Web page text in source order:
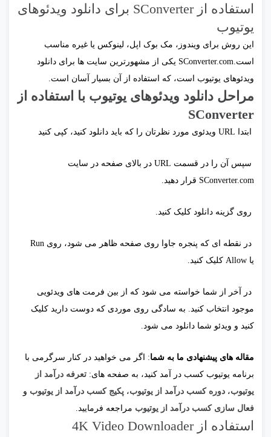
استفاده از SConverter برای دانلود ویدئوهای
یوتیوب
این روش برای ویندوز، مک بوک اپل، لینوکس یا غیره مناسب
است.
SConverter.com یکی از مشهورترین سایت‌ ها برای دانلود
ویدئوهای یوتیوب است، که استفاده از آن بسیار آسان است.
مراحل دانلود ویدئوهای یوتیوب با استفاده از
SConverter
ابتدا URL ویدئوی مورد نظرتان را که باید دانلود کنید، کپی کنید
سپس آن را در قسمت URL در بالای صفحه در سایت
SConverter.com قرار دهید.
روی گزینه دانلود کلیک کنید.
در نقطه ای که پنجره جاوا روی صفحه ظاهر می شود، روی Run
یا Allow کلیک کنید.
در آخر از شما خواسته می شود که از بین فرمت های ویدئویی
موجود انتخاب کنید. به سادگی روی موردی که دوست دارید کلیک
کنید و ویدئو شما دانلود می شود.
مقاله های پیشنهادی ما به شما: اگر می خواهید در کنار سرگرمی با
برنامه یوتیوب کسب در آمد کنید، به صفحه های: تعرفه درآمد از
یوتیوب، دوره کسب درآمد از یوتیوب، پکیج کسب درآمد از یوتیوب و
فعال سازی کسب درآمد از یوتیوب مراجعه فرمایید.
استفاده از 4K Video Downloader